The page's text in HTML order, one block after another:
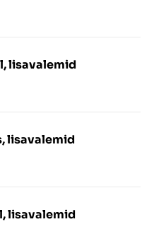
lisavalemid
lisavalemid
lisavalemid